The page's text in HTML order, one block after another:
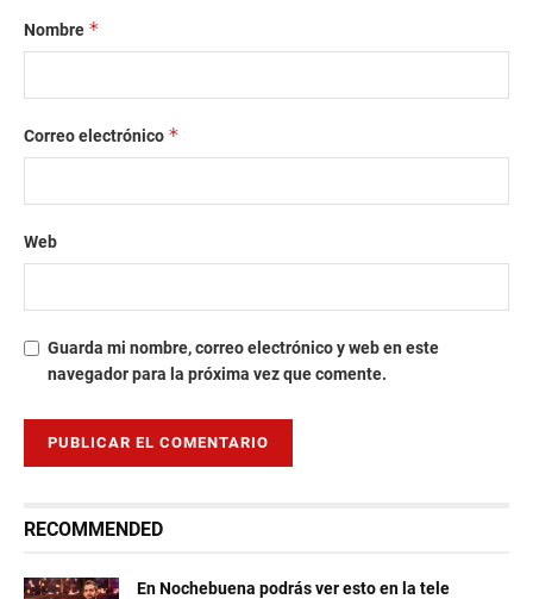
Nombre *
Correo electrónico *
Web
Guarda mi nombre, correo electrónico y web en este
navegador para la próxima vez que comente.
RECOMMENDED
En Nochebuena podrás ver esto en la tele